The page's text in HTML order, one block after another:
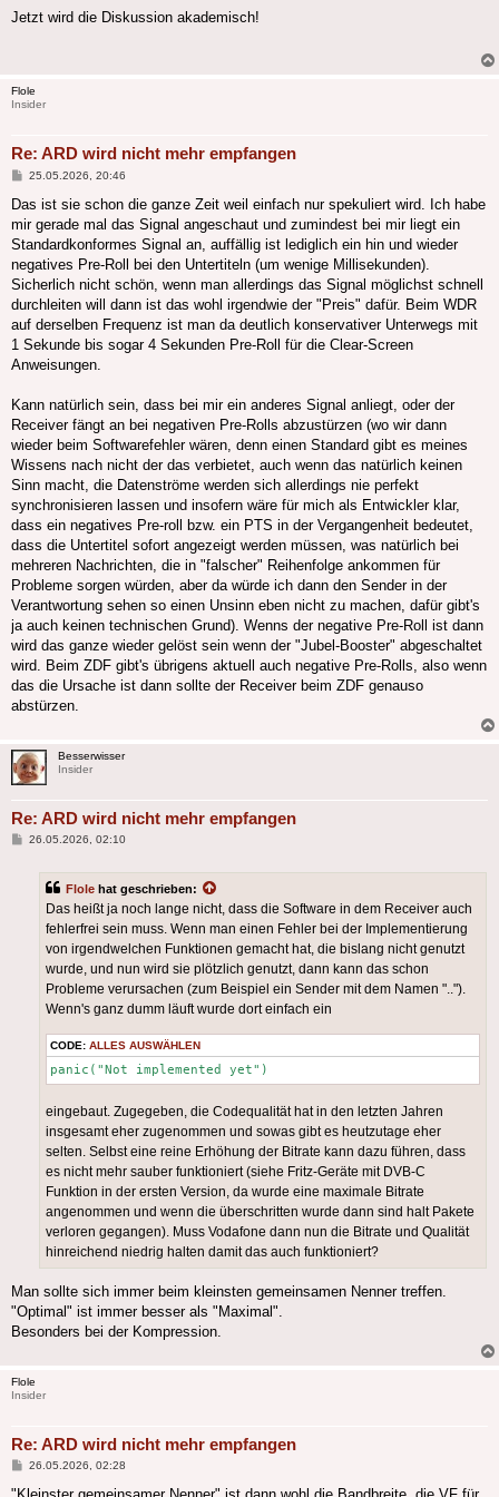
Jetzt wird die Diskussion akademisch!
Flole
Insider
Re: ARD wird nicht mehr empfangen
Beitrag
25.05.2026, 20:46
Das ist sie schon die ganze Zeit weil einfach nur spekuliert wird. Ich habe
mir gerade mal das Signal angeschaut und zumindest bei mir liegt ein
Standardkonformes Signal an, auffällig ist lediglich ein hin und wieder
negatives Pre-Roll bei den Untertiteln (um wenige Millisekunden).
Sicherlich nicht schön, wenn man allerdings das Signal möglichst schnell
durchleiten will dann ist das wohl irgendwie der "Preis" dafür. Beim WDR
auf derselben Frequenz ist man da deutlich konservativer Unterwegs mit
1 Sekunde bis sogar 4 Sekunden Pre-Roll für die Clear-Screen
Anweisungen.
Kann natürlich sein, dass bei mir ein anderes Signal anliegt, oder der
Receiver fängt an bei negativen Pre-Rolls abzustürzen (wo wir dann
wieder beim Softwarefehler wären, denn einen Standard gibt es meines
Wissens nach nicht der das verbietet, auch wenn das natürlich keinen
Sinn macht, die Datenströme werden sich allerdings nie perfekt
synchronisieren lassen und insofern wäre für mich als Entwickler klar,
dass ein negatives Pre-roll bzw. ein PTS in der Vergangenheit bedeutet,
dass die Untertitel sofort angezeigt werden müssen, was natürlich bei
mehreren Nachrichten, die in "falscher" Reihenfolge ankommen für
Probleme sorgen würden, aber da würde ich dann den Sender in der
Verantwortung sehen so einen Unsinn eben nicht zu machen, dafür gibt's
ja auch keinen technischen Grund). Wenns der negative Pre-Roll ist dann
wird das ganze wieder gelöst sein wenn der "Jubel-Booster" abgeschaltet
wird. Beim ZDF gibt's übrigens aktuell auch negative Pre-Rolls, also wenn
das die Ursache ist dann sollte der Receiver beim ZDF genauso
abstürzen.
Besserwisser
Insider
Re: ARD wird nicht mehr empfangen
Beitrag
26.05.2026, 02:10
Flole hat geschrieben:
Das heißt ja noch lange nicht, dass die Software in dem Receiver auch
fehlerfrei sein muss. Wenn man einen Fehler bei der Implementierung
von irgendwelchen Funktionen gemacht hat, die bislang nicht genutzt
wurde, und nun wird sie plötzlich genutzt, dann kann das schon
Probleme verursachen (zum Beispiel ein Sender mit dem Namen "..").
Wenn's ganz dumm läuft wurde dort einfach ein
CODE: ALLES AUSWÄHLEN
panic("Not implemented yet")
eingebaut. Zugegeben, die Codequalität hat in den letzten Jahren
insgesamt eher zugenommen und sowas gibt es heutzutage eher
selten. Selbst eine reine Erhöhung der Bitrate kann dazu führen, dass
es nicht mehr sauber funktioniert (siehe Fritz-Geräte mit DVB-C
Funktion in der ersten Version, da wurde eine maximale Bitrate
angenommen und wenn die überschritten wurde dann sind halt Pakete
verloren gegangen). Muss Vodafone dann nun die Bitrate und Qualität
hinreichend niedrig halten damit das auch funktioniert?
Man sollte sich immer beim kleinsten gemeinsamen Nenner treffen.
"Optimal" ist immer besser als "Maximal".
Besonders bei der Kompression.
Flole
Insider
Re: ARD wird nicht mehr empfangen
Beitrag
26.05.2026, 02:28